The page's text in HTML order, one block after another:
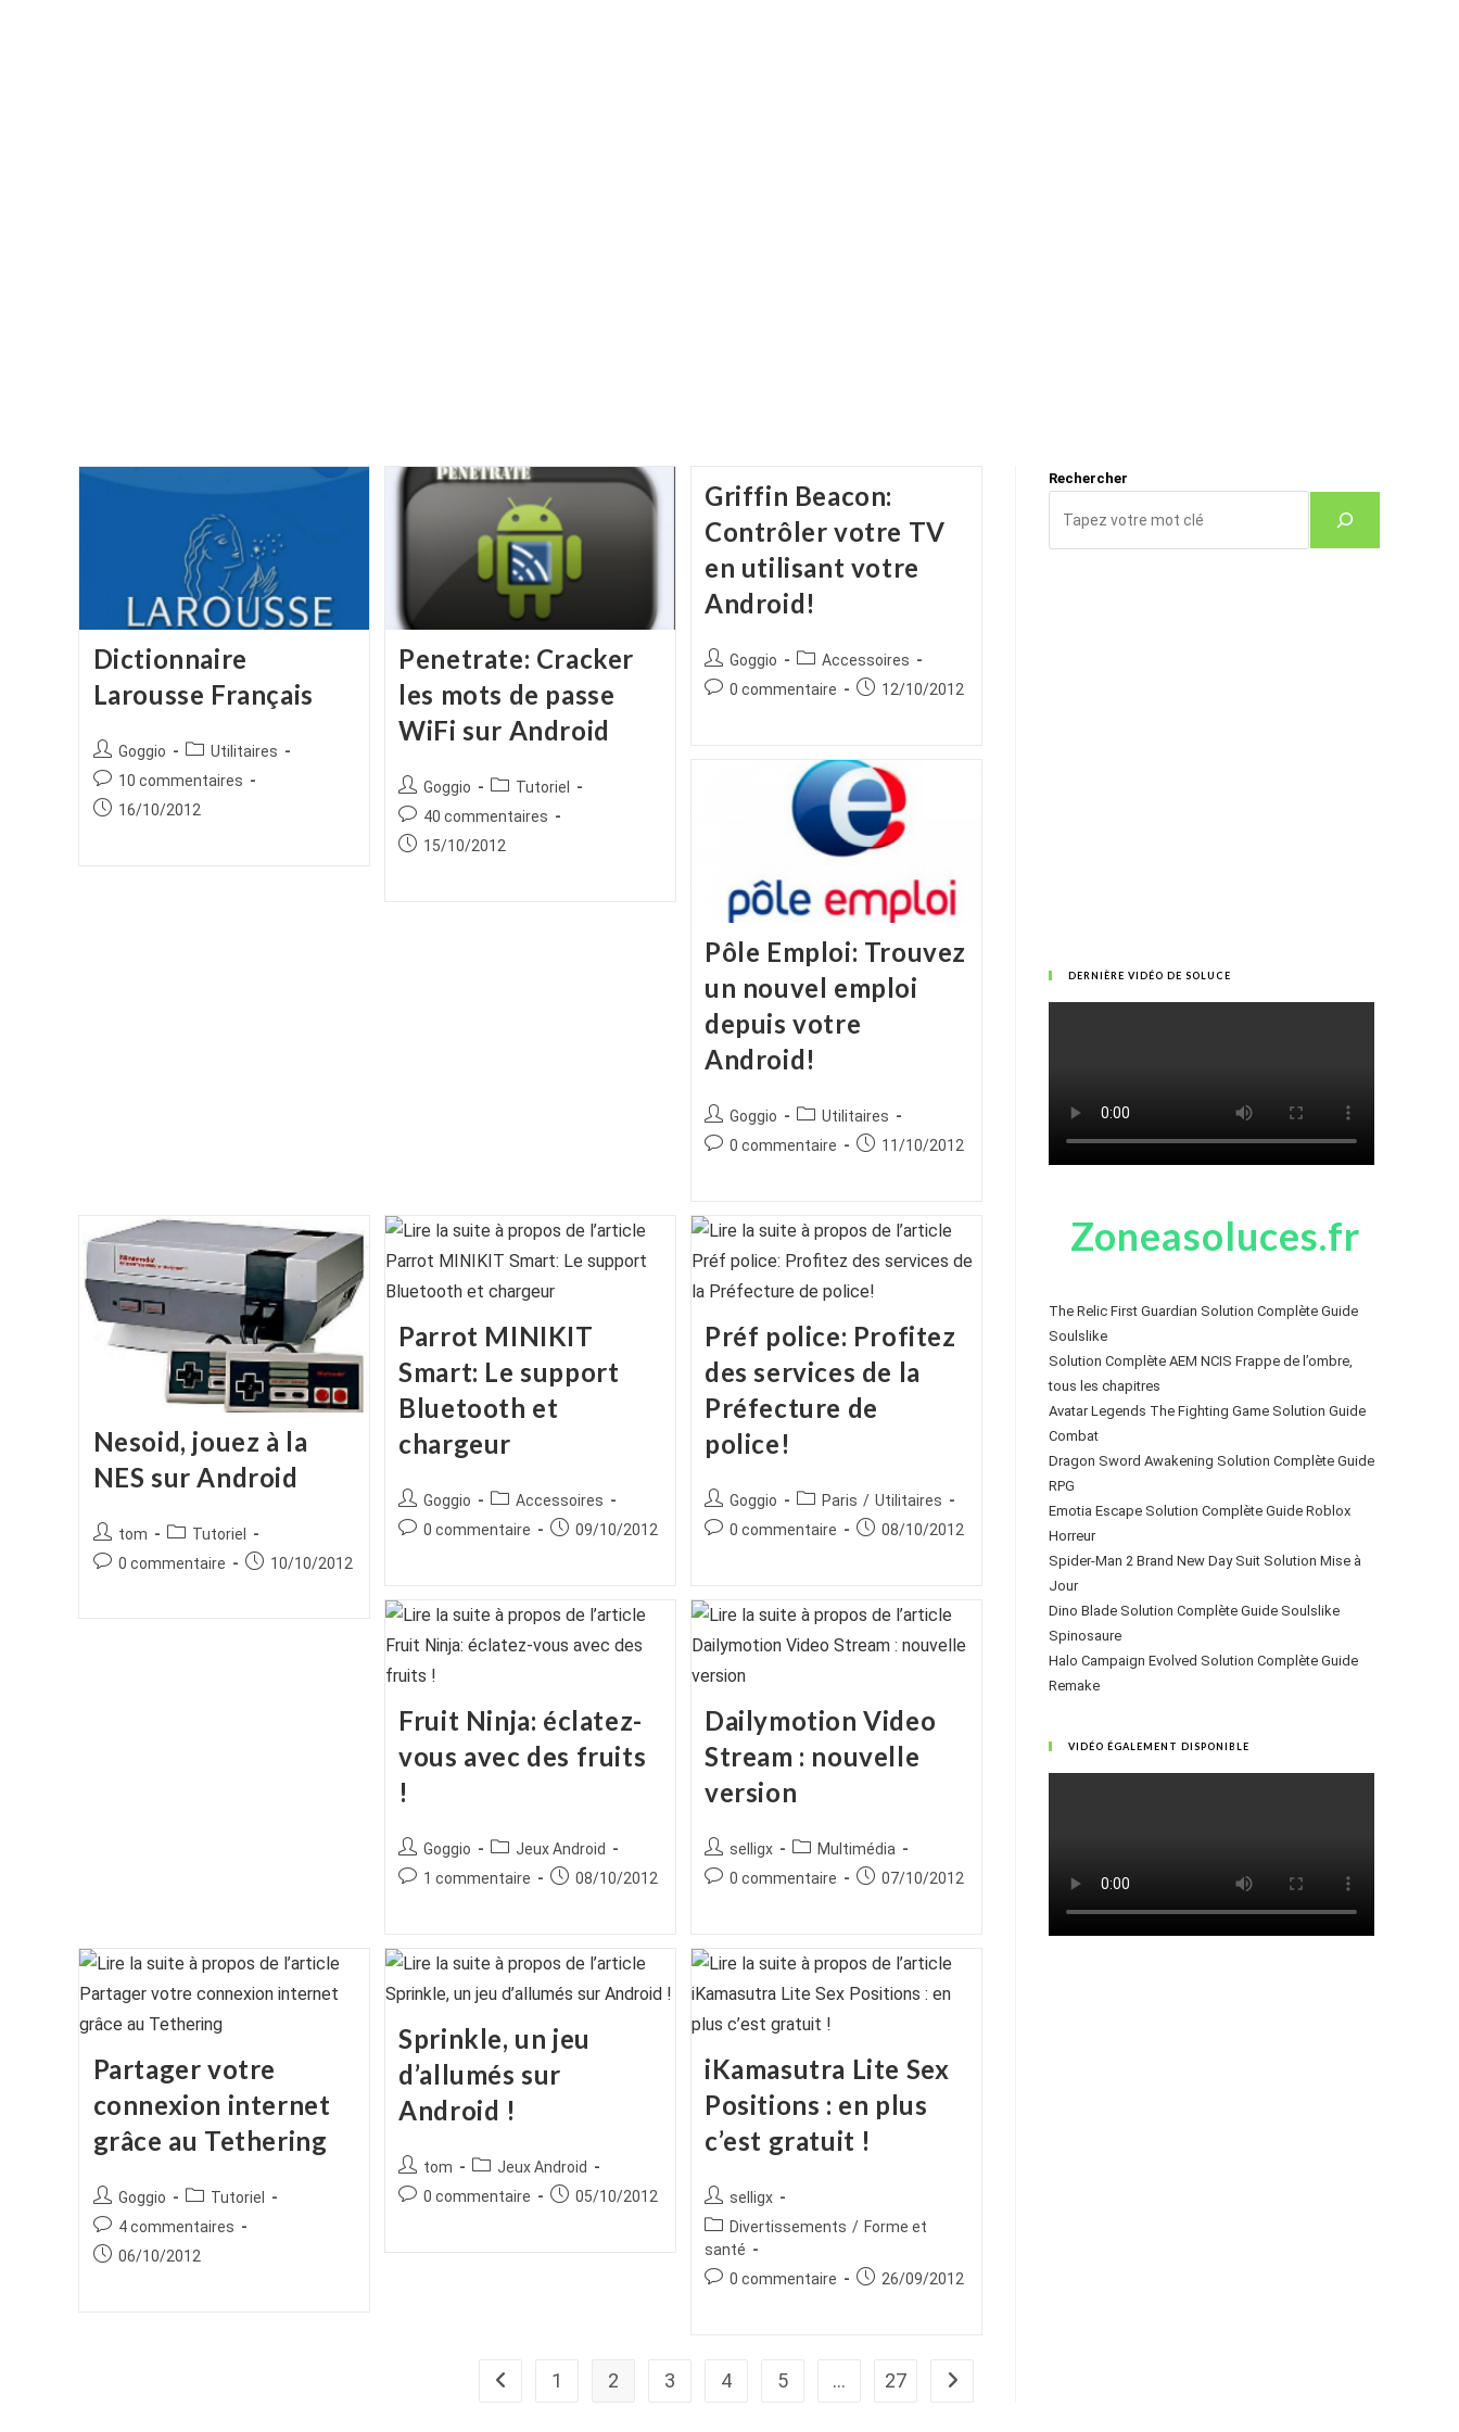
Dictionnaire
Larousse Français
Auteur/autrice
de
la
publication :
Goggio
Post
category:
Utilitaires
Commentaires
de
10 commentaires
Publication
16/10/2012
Penetrate: Cracker
les mots de passe
WiFi sur Android
Auteur/autrice
de
la
publication :
Goggio
Post
category:
Tutoriel
Commentaires
de
40 commentaires
Publication
15/10/2012
Griffin Beacon:
Contrôler votre TV
en utilisant votre
Android!
Auteur/autrice
de
Goggio
Post
category:
Accessoires
Commentaires
0 commentaire
Publication
12/10/2012
Pôle Emploi: Trouvez
un nouvel emploi
depuis votre
Android!
Auteur/autrice
de
Goggio
Post
category:
Utilitaires
Commentaires
publication :
0 commentaire
Publication
11/10/2012
Nesoid, jouez à la
NES sur Android
Auteur/autrice
de
tom
Post
category:
Tutoriel
Commentaires
0 commentaire
Publication
10/10/2012
Parrot MINIKIT
Smart: Le support
Bluetooth et
chargeur
Auteur/autrice
de
Goggio
Post
category:
Accessoires
Commentaires
publication :
0 commentaire
Publication
09/10/2012
Préf police: Profitez
des services de la
Préfecture de
police!
Auteur/autrice
de
Goggio
Post
category:
Paris / Utilitaires
Commentaires
publication :
0 commentaire
Publication
08/10/2012
Fruit Ninja: éclatez-
vous avec des fruits
!
Auteur/autrice
de
Goggio
Post
category:
Jeux Android
Commentaires
publication :
1 commentaire
Publication
08/10/2012
Dailymotion Video
Stream : nouvelle
version
Auteur/autrice
de
selligx
Post
category:
Multimédia
Commentaires
publication :
0 commentaire
Publication
07/10/2012
Partager votre
connexion internet
grâce au Tethering
Auteur/autrice
de
la
publication :
Goggio
Post
category:
Tutoriel
Commentaires
de
4 commentaires
Publication
06/10/2012
Sprinkle, un jeu
d’allumés sur
Android !
Auteur/autrice
de
tom
Post
category:
Jeux Android
Commentaires
0 commentaire
Publication
05/10/2012
iKamasutra Lite Sex
Positions : en plus
c’est gratuit !
Auteur/autrice
de
publication :
selligx
Post
category:
Divertissements / Forme et
santé
Commentaires
0 commentaire
Publication
26/09/2012
Go to the previous page
1 2 3 4 5 … 27 Aller à la page suivante
Rechercher
DERNIÈRE VIDÉO DE SOLUCE
Zoneasoluces.fr
The Relic First Guardian Solution Complète Guide
Soulslike
Solution Complète AEM NCIS Frappe de l’ombre,
tous les chapitres
Avatar Legends The Fighting Game Solution Guide
Combat
Dragon Sword Awakening Solution Complète Guide
RPG
Emotia Escape Solution Complète Guide Roblox
Horreur
Spider-Man 2 Brand New Day Suit Solution Mise à
Jour
Dino Blade Solution Complète Guide Soulslike
Spinosaure
Halo Campaign Evolved Solution Complète Guide
Remake
VIDÉO ÉGALEMENT DISPONIBLE